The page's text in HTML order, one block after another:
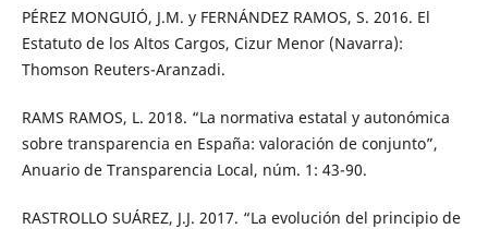
PÉREZ MONGUIÓ, J.M. y FERNÁNDEZ RAMOS, S. 2016. El
Estatuto de los Altos Cargos, Cizur Menor (Navarra):
Thomson Reuters-Aranzadi.
RAMS RAMOS, L. 2018. “La normativa estatal y autonómica
sobre transparencia en España: valoración de conjunto”,
Anuario de Transparencia Local, núm. 1: 43-90.
RASTROLLO SUÁREZ, J.J. 2017. “La evolución del principio de